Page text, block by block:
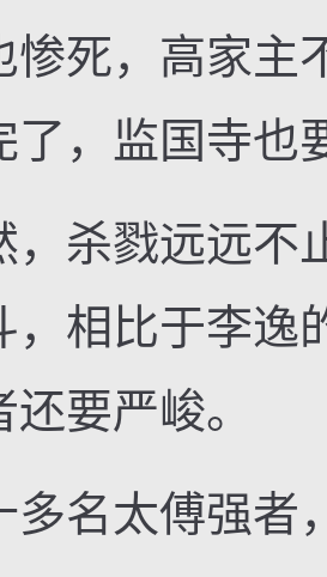
惨死，高家主
了，监国寺也
戮远远不
，相比于李逸
要严峻。
太傅强者